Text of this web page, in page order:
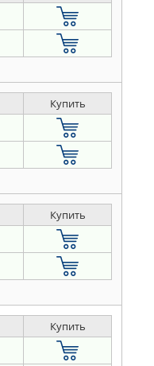
Купить
Купить
Купить